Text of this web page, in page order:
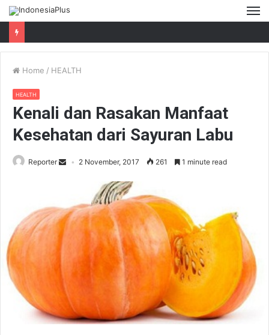
Home / HEALTH
HEALTH
Kenali dan Rasakan Manfaat
Kesehatan dari Sayuran Labu
Reporter 2 November, 2017 261 1 minute read